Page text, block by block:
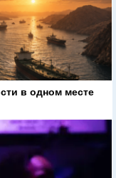
в одном месте